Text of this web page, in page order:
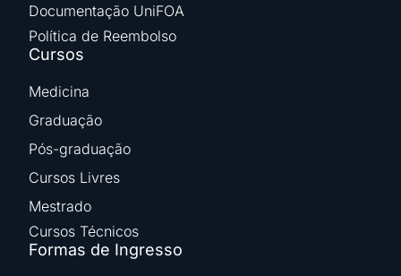
Documentação UniFOA
Política de Reembolso
Cursos
Medicina
Graduação
Pós-graduação
Cursos Livres
Mestrado
Cursos Técnicos
Formas de Ingresso